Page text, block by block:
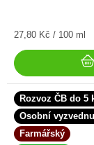
Měrná
27,80 Kč / 100 ml
Rozvoz ČB do 5
Osobní
Farmářský